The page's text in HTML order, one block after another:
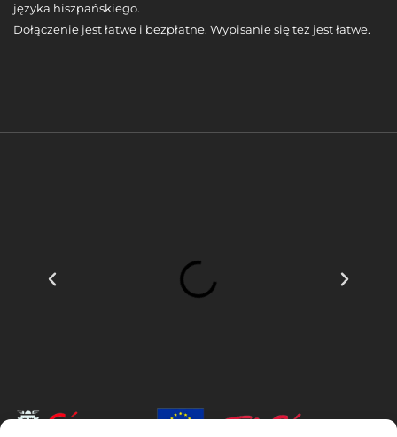
języka hiszpańskiego.
Dołączenie jest łatwe i bezpłatne. Wypisanie się też jest łatwe.